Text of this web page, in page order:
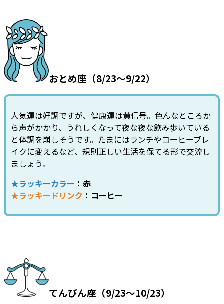
おとめ座（8/23～9/22）
人気運は好調ですが、健康運は黄信号。色んなところか
ら声がかかり、うれしくなって夜な夜な飲み歩いている
と体調を崩しそうです。たまにはランチやコーヒーブレ
イクに変えるなど、規則正しい生活を保てる形で交流し
ましょう。
★ラッキーカラー ：赤
★ラッキードリンク ：コーヒー
てんびん座（9/23～10/23）